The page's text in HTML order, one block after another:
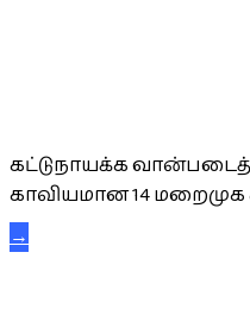
கட்டுநாயக்க
காவியமான 14 மறைமுக
→